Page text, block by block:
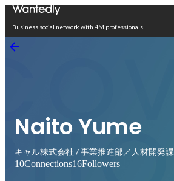
Business social network with 4M professionals
Naito Yume
キャル株式会社 / 事業推進部／人材開発課
10Connections16Followers